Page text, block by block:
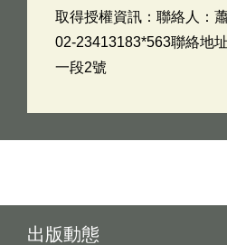
取得授權資訊：聯絡人：
02-23413183*563聯絡地
一段2號
出版動態